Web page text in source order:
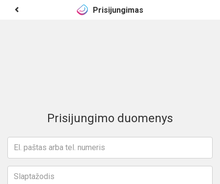
Prisijungimas
Prisijungimo duomenys